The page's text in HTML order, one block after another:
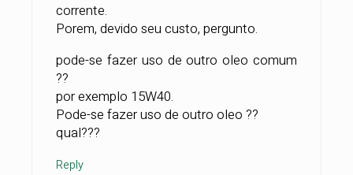
corrente.
Porem, devido seu custo, pergunto.
pode-se fazer uso de outro oleo comum
??
por exemplo 15W40.
Pode-se fazer uso de outro oleo ??
qual???
Reply